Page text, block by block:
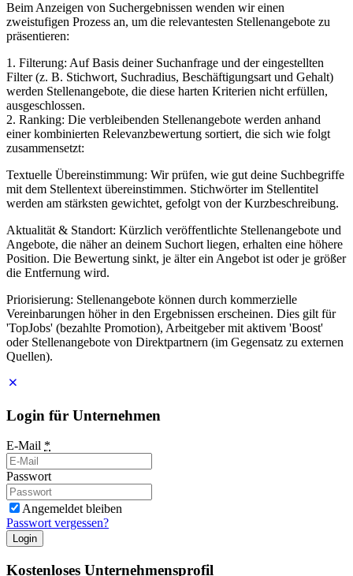
Beim Anzeigen von Suchergebnissen wenden wir einen
zweistufigen Prozess an, um die relevantesten Stellenangebote zu
präsentieren:
1. Filterung: Auf Basis deiner Suchanfrage und der eingestellten
Filter (z. B. Stichwort, Suchradius, Beschäftigungsart und Gehalt)
werden Stellenangebote, die diese harten Kriterien nicht erfüllen,
ausgeschlossen.
2. Ranking: Die verbleibenden Stellenangebote werden anhand
einer kombinierten Relevanzbewertung sortiert, die sich wie folgt
zusammensetzt:
Textuelle Übereinstimmung: Wir prüfen, wie gut deine Suchbegriffe
mit dem Stellentext übereinstimmen. Stichwörter im Stellentitel
werden am stärksten gewichtet, gefolgt von der Kurzbeschreibung.
Aktualität & Standort: Kürzlich veröffentlichte Stellenangebote und
Angebote, die näher an deinem Suchort liegen, erhalten eine höhere
Position. Die Bewertung sinkt, je älter ein Angebot ist oder je größer
die Entfernung wird.
Priorisierung: Stellenangebote können durch kommerzielle
Vereinbarungen höher in den Ergebnissen erscheinen. Dies gilt für
'TopJobs' (bezahlte Promotion), Arbeitgeber mit aktivem 'Boost'
oder Stellenangebote von Direktpartnern (im Gegensatz zu externen
Quellen).
Login für Unternehmen
E-Mail *
Passwort
Angemeldet bleiben
Passwort vergessen?
Login
Kostenloses Unternehmensprofil